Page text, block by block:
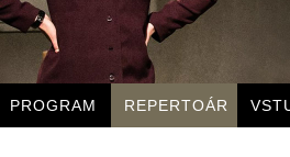
PROGRAM REPERTOÁR